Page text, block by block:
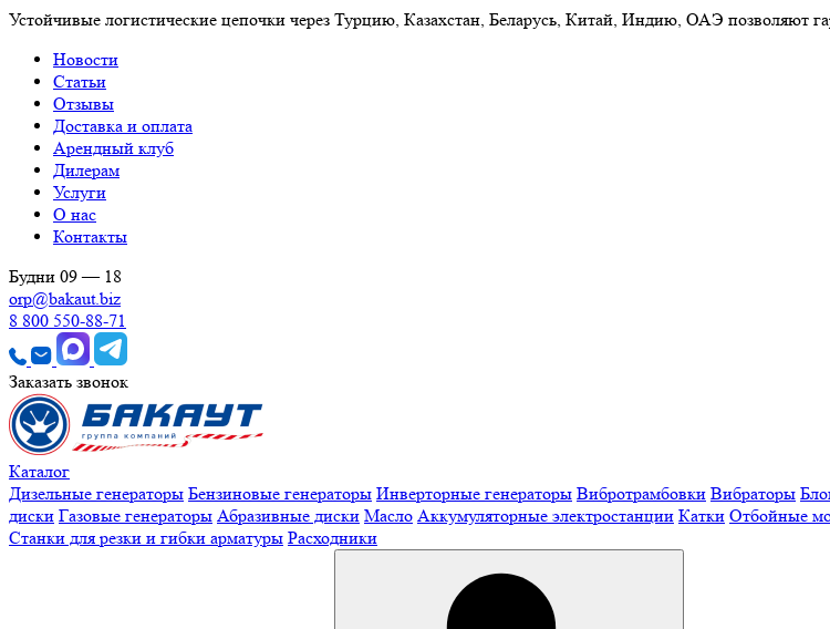
Устойчивые логистические цепочки через Турцию, Казахстан, Беларусь, Китай, Индию, ОАЭ позволяют
Новости
Статьи
Отзывы
Доставка и оплата
Арендный клуб
Дилерам
Услуги
О нас
Контакты
Будни 09 — 18
orp@bakaut.biz
8 800 550-88-71
Заказать звонок
Каталог
Дизельные генераторы Бензиновые генераторы Инверторные генераторы Вибротрамбовки Вибраторы
диски Газовые генераторы Абразивные диски Масло Аккумуляторные электростанции Катки Отбойные
Станки для резки и гибки арматуры Расходники